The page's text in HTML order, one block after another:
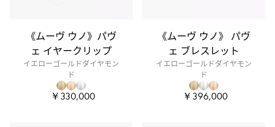
《ムーヴ ウノ》パヴ
ェ イヤークリップ
イエローゴールドダイヤモン
ド
￥330,000
《ムーヴ ウノ》 パヴ
ェ ブレスレット
イエローゴールドダイヤモン
ド
￥396,000